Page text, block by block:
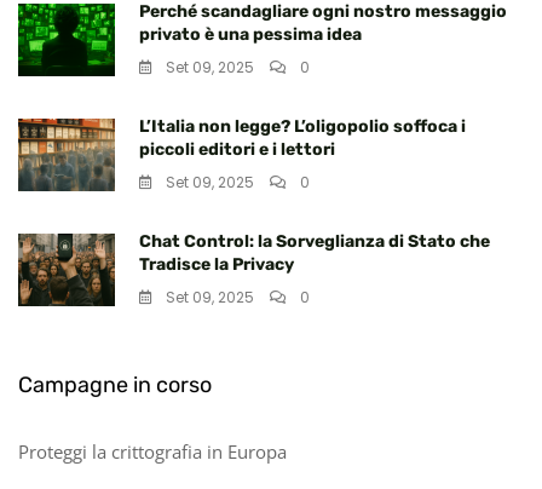
Perché scandagliare ogni nostro messaggio
privato è una pessima idea
Set 09, 2025
0
L’Italia non legge? L’oligopolio soffoca i
piccoli editori e i lettori
Set 09, 2025
0
Chat Control: la Sorveglianza di Stato che
Tradisce la Privacy
Set 09, 2025
0
Campagne in corso
Proteggi la crittografia in Europa